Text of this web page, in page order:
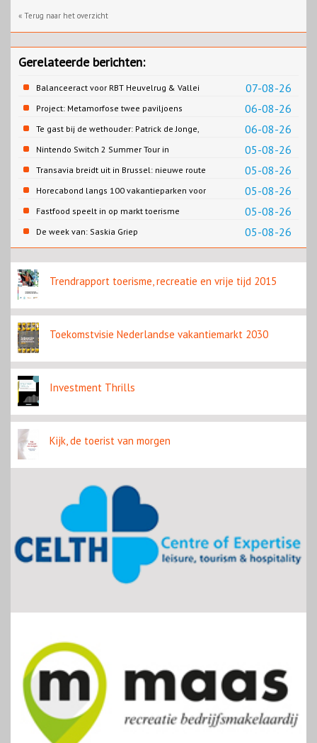
« Terug naar het overzicht
Gerelateerde berichten:
07-08-26
Balanceeract voor RBT Heuvelrug & Vallei
06-08-26
Project: Metamorfose twee paviljoens
Biesbosch MuseumEiland
06-08-26
Te gast bij de wethouder: Patrick de Jonge,
Gemeente Emmen
05-08-26
Nintendo Switch 2 Summer Tour in
Slagharen
05-08-26
Transavia breidt uit in Brussel: nieuwe route
naar Porto
05-08-26
Horecabond langs 100 vakantieparken voor
Cao-recreatie
05-08-26
Fastfood speelt in op markt toerisme
05-08-26
De week van: Saskia Griep
Trendrapport toerisme, recreatie en vrije tijd 2015
Toekomstvisie Nederlandse vakantiemarkt 2030
Investment Thrills
Kijk, de toerist van morgen